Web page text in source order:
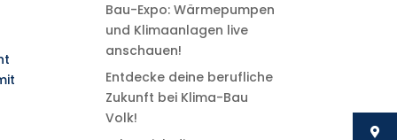
Bau-Expo: Wärmepumpen
und Klimaanlagen live
anschauen!
Entdecke deine berufliche
Zukunft bei Klima-Bau
Volk!